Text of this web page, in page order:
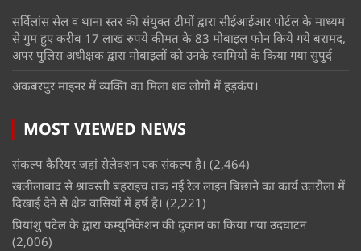
सर्विलांस सेल व थाना स्तर की संयुक्त टीमों द्वारा सीईआईआर पोर्टल के माध्यम
से गुम हुए करीब 17 लाख रुपये कीमत के 83 मोबाइल फोन किये गये बरामद,
अपर पुलिस अधीक्षक द्वारा मोबाइलों को उनके स्वामियों के किया गया सुपुर्द
अकबरपुर माइनर में व्यक्ति का मिला शव लोगों में हड़कंप।
MOST VIEWED NEWS
संकल्प कैरियर जहां सेलेक्शन एक संकल्प है। (2,464)
खलीलाबाद से श्रावस्ती बहराइच तक नई रेल लाइन बिछाने का कार्य उतरौला में
दिखाई देने से क्षेत्र वासियों में हर्ष है। (2,221)
प्रियांशु पटेल के द्वारा कम्युनिकेशन की दुकान का किया गया उदघाटन
(2,006)